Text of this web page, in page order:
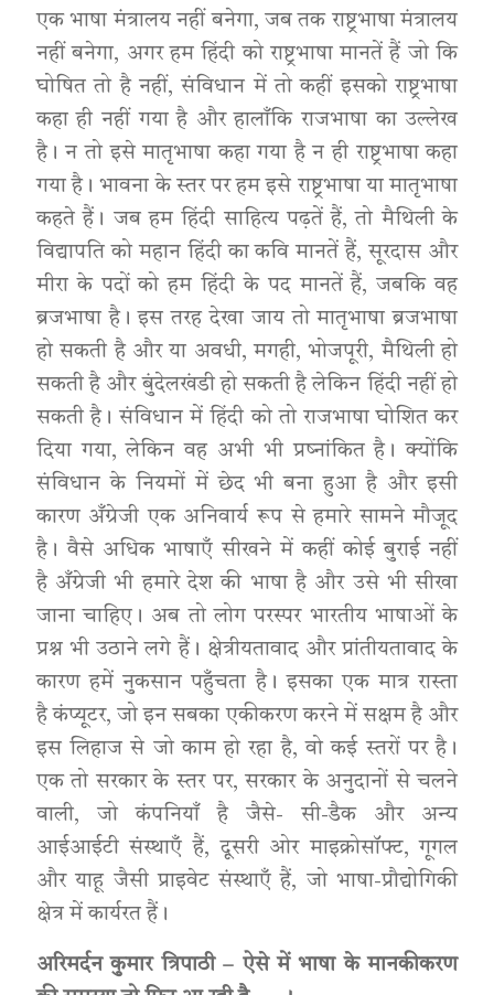
एक भाषा मंत्रालय नहीं बनेगा, जब तक राष्ट्रभाषा मंत्रालय
नहीं बनेगा, अगर हम हिंदी को राष्ट्रभाषा मानतें हैं जो कि
घोषित तो है नहीं, संविधान में तो कहीं इसको राष्ट्रभाषा
कहा ही नहीं गया है और हालाँकि राजभाषा का उल्लेख
है। न तो इसे मातृभाषा कहा गया है न ही राष्ट्रभाषा कहा
गया है। भावना के स्तर पर हम इसे राष्ट्रभाषा या मातृभाषा
कहते हैं। जब हम हिंदी साहित्य पढ़तें हैं, तो मैथिली के
विद्यापति को महान हिंदी का कवि मानतें हैं, सूरदास और
मीरा के पदों को हम हिंदी के पद मानतें हैं, जबकि वह
ब्रजभाषा है। इस तरह देखा जाय तो मातृभाषा ब्रजभाषा
हो सकती है और या अवधी, मगही, भोजपूरी, मैथिली हो
सकती है और बुंदेलखंडी हो सकती है लेकिन हिंदी नहीं हो
सकती है। संविधान में हिंदी को तो राजभाषा घोशित कर
दिया गया, लेकिन वह अभी भी प्रष्नांकित है। क्योंकि
संविधान के नियमों में छेद भी बना हुआ है और इसी
कारण अँग्रेजी एक अनिवार्य रूप से हमारे सामने मौजूद
है। वैसे अधिक भाषाएँ सीखने में कहीं कोई बुराई नहीं
है अँग्रेजी भी हमारे देश की भाषा है और उसे भी सीखा
जाना चाहिए। अब तो लोग परस्पर भारतीय भाषाओं के
प्रश्न भी उठाने लगे हैं। क्षेत्रीयतावाद और प्रांतीयतावाद के
कारण हमें नुकसान पहुँचता है। इसका एक मात्र रास्ता
है कंप्यूटर, जो इन सबका एकीकरण करने में सक्षम है और
इस लिहाज से जो काम हो रहा है, वो कई स्तरों पर है।
एक तो सरकार के स्तर पर, सरकार के अनुदानों से चलने
वाली, जो कंपनियाँ है जैसे- सी-डैक और अन्य
आईआईटी संस्थाएँ हैं, दूसरी ओर माइक्रोसॉफ्ट, गूगल
और याहू जैसी प्राइवेट संस्थाएँ हैं, जो भाषा-प्रौद्योगिकी
क्षेत्र में कार्यरत हैं।
अरिमर्दन कुमार त्रिपाठी – ऐसे में भाषा के मानकीकरण